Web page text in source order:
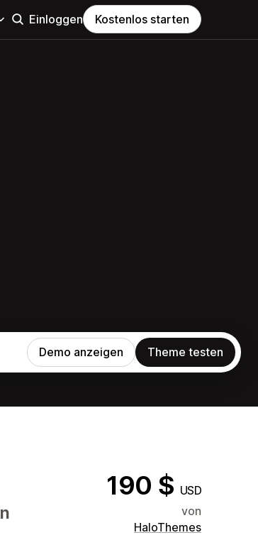
Einloggen Kostenlos starten
Demo anzeigen Theme testen
190 $ USD
von
HaloThemes